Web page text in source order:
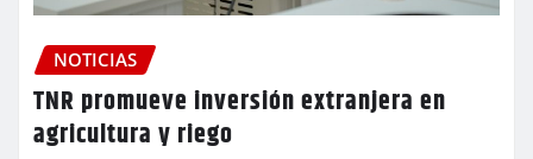
NOTICIAS
TNR promueve inversión extranjera en
agricultura y riego